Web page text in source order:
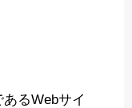
るWebサイ